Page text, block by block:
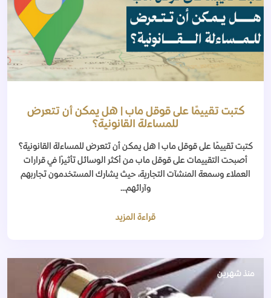
كتبت تقييمًا على قوقل ماب | هل يمكن أن تتعرض
للمساءلة القانونية؟
كتبت تقييمًا على قوقل ماب | هل يمكن أن تتعرض للمساءلة القانونية؟
أصبحت التقييمات على قوقل ماب من أكثر الوسائل تأثيرًا في قرارات
العملاء وسمعة المنشآت التجارية، حيث يشارك المستخدمون تجاربهم
وآرائهم...
قراءة المزيد
منذ شهرين